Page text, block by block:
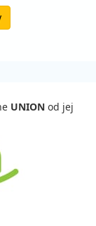
UNION od jej